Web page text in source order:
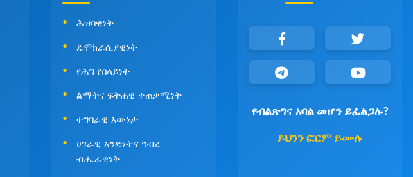
ሕዝባዊነት
ዴሞክራሲያዊነት
የሕግ የበላይነት
ልማትና ፍትሐዊ ተጠቃሚነት
ተግባራዊ እውነታ
ሀገራዊ አንድነትና ኅብረ
ብሔራዊነት
የብልጽግና አባል መሆን ይፈልጋሉ?
ይህንን ፎርም ይሙሉ